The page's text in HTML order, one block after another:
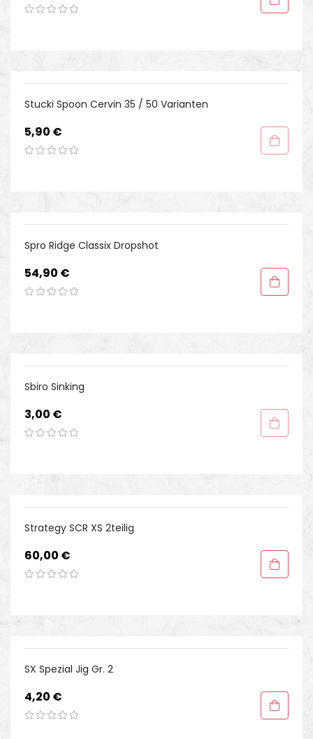
Stucki Spoon Cervin 35 / 50 Varianten
Preis
5,90 €
Spro Ridge Classix Dropshot
Preis
54,90 €
Sbiro Sinking
Preis
3,00 €
Strategy SCR XS 2teilig
Preis
60,00 €
SX Spezial Jig Gr. 2
Preis
4,20 €